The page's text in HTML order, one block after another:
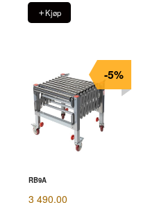
Kjøp
RB9A
3 490,00
-5%